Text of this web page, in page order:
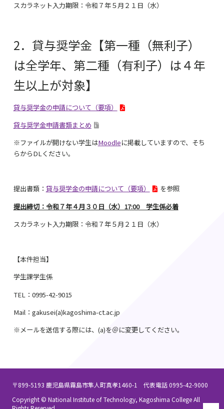
スカラネット入力期限：令和７年５月２１日（水）
2．貸与奨学金【第一種（無利子）
は全学年、第二種（有利子）は４年
生以上が対象】
貸与奨学金の申請について（要項）
貸与奨学金申請書類まとめ
※ファイルが開けない学生はMoodleに掲載していますので、そち
らからDLください。
提出書類： 貸与奨学金の申請について（要項）
を参照
提出締切：令和７年４月３０日（水）17:00 学生係必着
スカラネット入力期限：令和７年５月２１日（水）
【本件担当】
学生課学生係
TEL：0995-42-9015
Mail：gakusei(a)kagoshima-ct.ac.jp
※メールを送信する際には、(a)を＠に変更してください。
〒899-5193 鹿児島県霧島市隼人町真孝1460-1 代表電話 0995-42-9000
Copyright © National Institute of Technology, Kagoshima College All